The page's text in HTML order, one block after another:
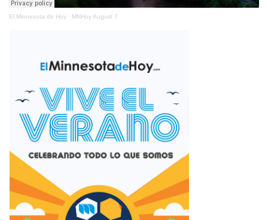
El Minnesota de Hoy · MNHoy August 7